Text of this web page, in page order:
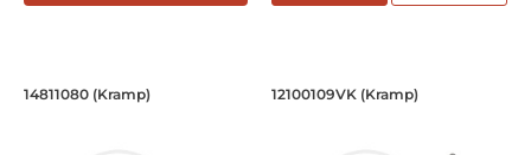
Штифт распорный пружинный
14811080 (Kramp) Болт М12х100 мм.
12100109VK (Kramp)